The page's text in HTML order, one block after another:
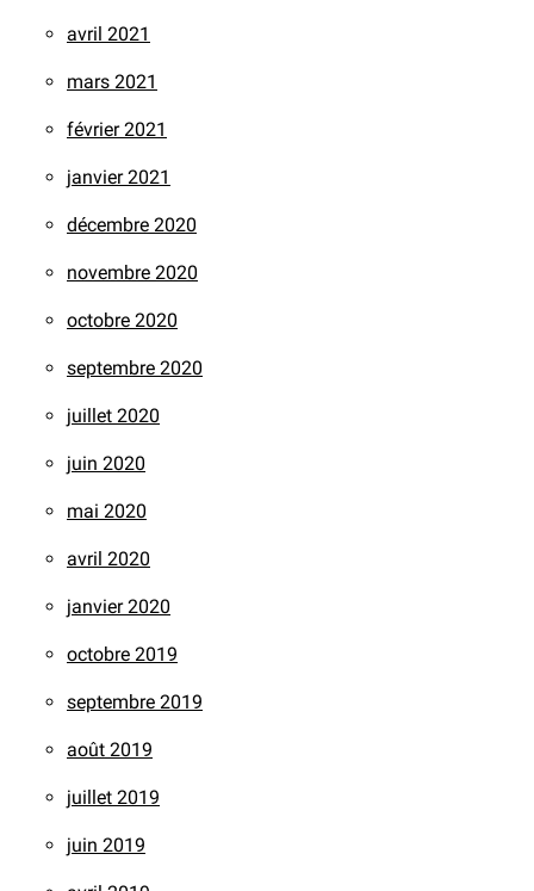
avril 2021
mars 2021
février 2021
janvier 2021
décembre 2020
novembre 2020
octobre 2020
septembre 2020
juillet 2020
juin 2020
mai 2020
avril 2020
janvier 2020
octobre 2019
septembre 2019
août 2019
juillet 2019
juin 2019